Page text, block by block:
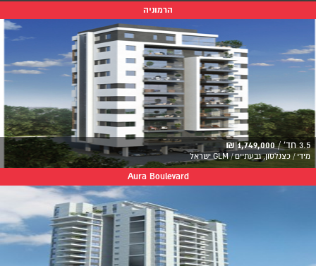
הרמוניה
3.5 חד' / 1,749,000 ₪
מידי / כצנלסון, גבעתיים / GLM ישראל
Aura Boulevard